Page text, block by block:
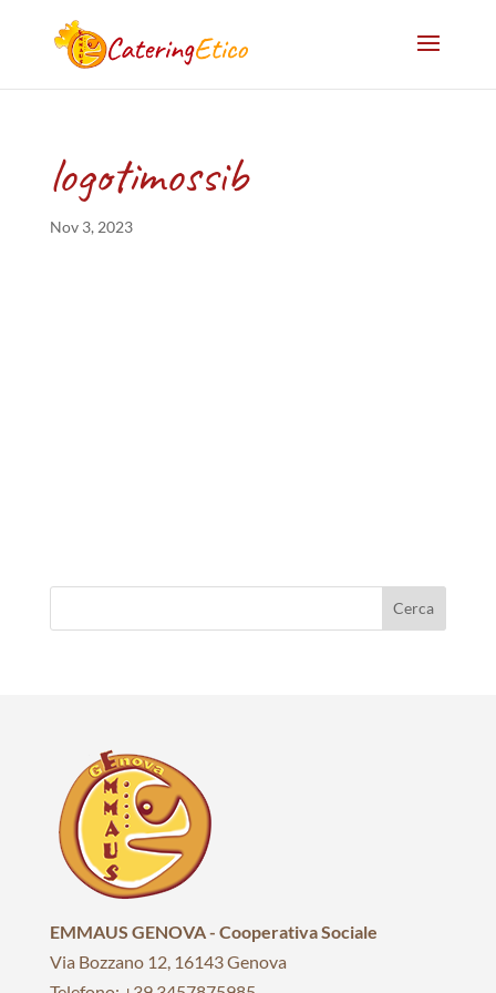
logotimossib
Nov 3, 2023
EMMAUS GENOVA - Cooperativa Sociale
Via Bozzano 12, 16143 Genova